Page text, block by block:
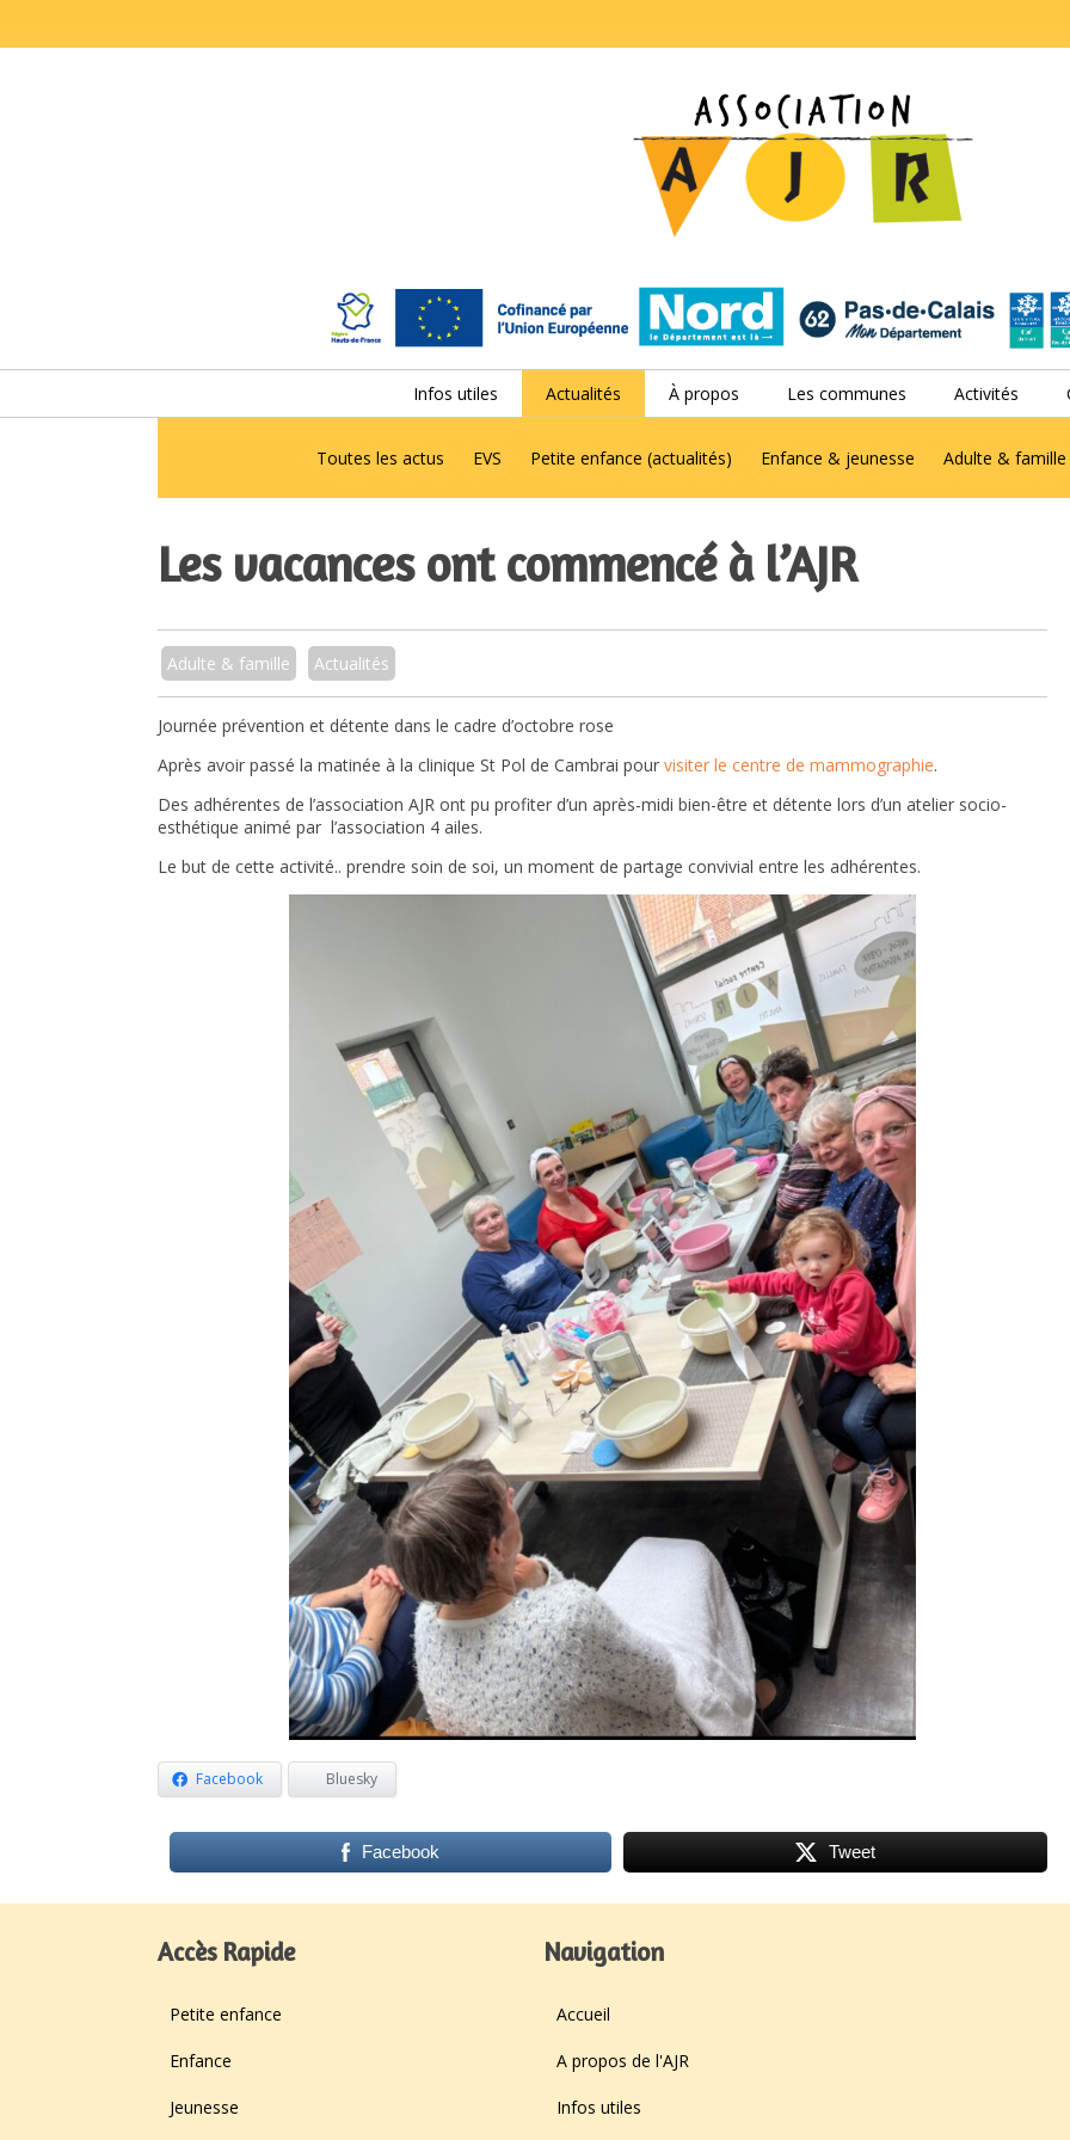
Infos utiles Actualités À propos Les communes Activités
Toutes les actus EVS Petite enfance (actualités) Enfance & jeunesse Adulte & famille
Les vacances ont commencé à l’AJR
Adulte & famille Actualités
Journée prévention et détente dans le cadre d’octobre rose
Après avoir passé la matinée à la clinique St Pol de Cambrai pour visiter le centre de mammographie.
Des adhérentes de l’association AJR ont pu profiter d’un après-midi bien-être et détente lors d’un atelier socio-
esthétique animé par l’association 4 ailes.
Le but de cette activité.. prendre soin de soi, un moment de partage convivial entre les adhérentes.
Facebook Bluesky
Facebook Tweet
Accès Rapide
Petite enfance
Enfance
Jeunesse
Navigation
Accueil
A propos de l'AJR
Infos utiles